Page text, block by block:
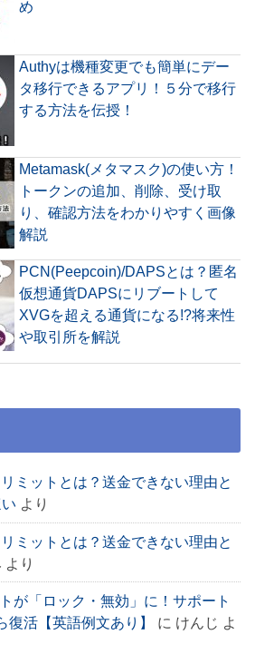
め
Authyは機種変更でも簡単にデー
タ移行できるアプリ！５分で移行
する方法を伝授！
Metamask(メタマスク)の使い方！
トークンの追加、削除、受け取
り、確認方法をわかりやすく画像
解説
PCN(Peepcoin)/DAPSとは？匿名
仮想通貨DAPSにリブートして
XVGを超える通貨になる!?将来性
や取引所を解説
ミットとは？送金できない理由と
より
ミットとは？送金できない理由と
より
が「ロック・無効」に！サポート
活【英語例文あり】
に けんじ よ